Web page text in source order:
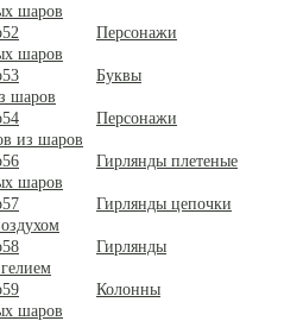
шаров
Персонажи
шаров
Буквы
шаров
Персонажи
из шаров
Гирлянды плетеные
шаров
Гирлянды цепочки
Гирлянды
Колонны
шаров